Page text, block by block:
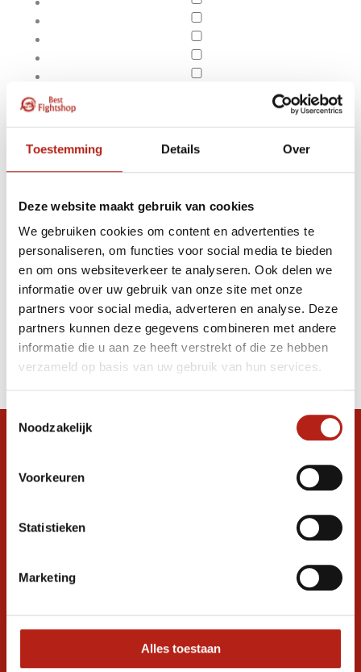
Toestemming Details Over
Deze website maakt gebruik van cookies
We gebruiken cookies om content en advertenties te
personaliseren, om functies voor social media te bieden
en om ons websiteverkeer te analyseren. Ook delen we
informatie over uw gebruik van onze site met onze
partners voor social media, adverteren en analyse. Deze
partners kunnen deze gegevens combineren met andere
informatie die u aan ze heeft verstrekt of die ze hebben
verzameld op basis van uw gebruik van hun services.
Toestemmingsselectie
Noodzakelijk
Voorkeuren
Statistieken
Marketing
Alles toestaan
Apply filters
Producten getagd met
blauwe Nunchaku met
ketting
Producten
Filter
Stel je vraag in de chat, en we helpen je
graag verder. 24/7
Volg ons
promoties